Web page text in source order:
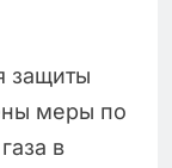
защиты
меры по
в